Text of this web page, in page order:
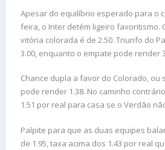
Apesar do equilíbrio esperado para o
feira, o Inter detém ligeiro favoritismo.
vitória colorada é de 2.50. Triunfo do
3.00, enquanto o empate pode render
Chance dupla a favor do Colorado, ou
pode render 1.38. No caminho
1.51 por real para casa se o Verdão
Palpite para que as duas equipes
de 1.95, taxa acima dos 1.43 por real